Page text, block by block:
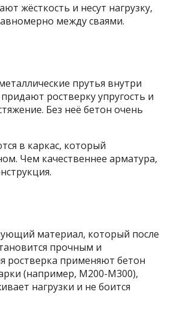
жёсткость и несут нагрузку,
между сваями.
прутья внутри
ростверку упругость и
Без неё бетон очень
в каркас, который
Чем качественнее арматура,
материал, который после
прочным и
ростверка применяют бетон
(например, М200-М300),
нагрузки и не боится